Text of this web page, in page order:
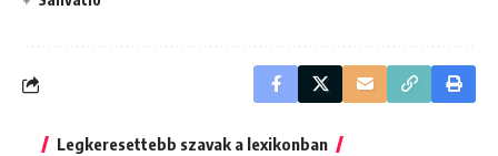
Legkeresettebb szavak a lexikonban